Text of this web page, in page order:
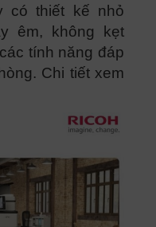
có thiết kế nhỏ
êm, không kẹt
tính năng đáp
Chi tiết xem